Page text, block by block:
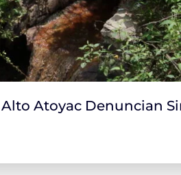
Atoyac Denuncian